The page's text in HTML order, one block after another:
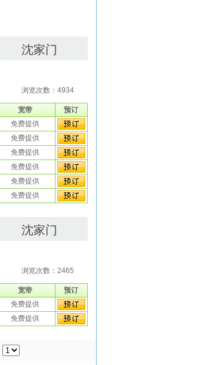
沈家门
浏览次数：4934
宽带
预订
免费提供
免费提供
免费提供
免费提供
免费提供
免费提供
沈家门
浏览次数：2465
宽带
预订
免费提供
免费提供